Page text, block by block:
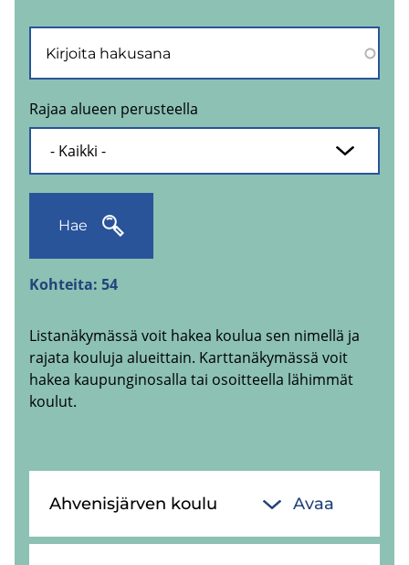
Rajaa alueen perusteella
Hae
Kohteita: 54
Listanäkymässä voit hakea koulua sen nimellä ja
rajata kouluja alueittain. Karttanäkymässä voit
hakea kaupunginosalla tai osoitteella lähimmät
koulut.
Ah­ve­nis­jär­ven koulu Avaa